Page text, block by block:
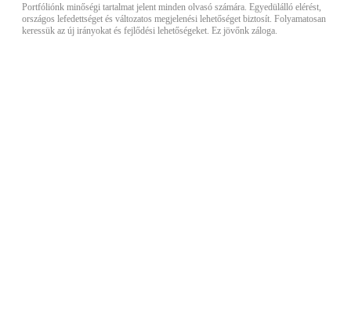
Portfóliónk minőségi tartalmat jelent minden olvasó számára. Egyedülálló elérést,
országos lefedettséget és változatos megjelenési lehetőséget biztosít. Folyamatosan
keressük az új irányokat és fejlődési lehetőségeket. Ez jövőnk záloga.